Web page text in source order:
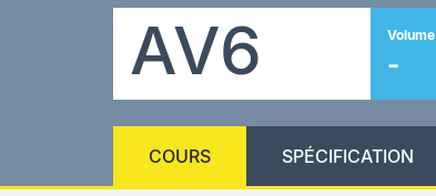
AV6 Volume
-
COURS SPÉCIFICATION